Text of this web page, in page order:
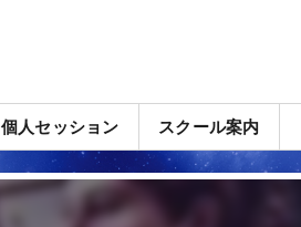
個人セッション スクール案内